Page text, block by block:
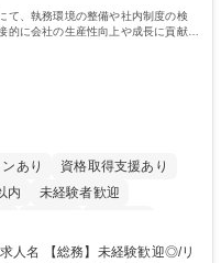
て、執務環境の整備や社内制度の検
に会社の生産性向上や成長に貢献し
あり
資格取得支援あり
内
未経験者歓迎
内 土日祝休み 服装自由